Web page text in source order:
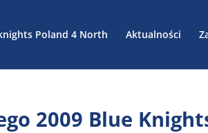
Poland 4 North Aktualności
2009 Blue